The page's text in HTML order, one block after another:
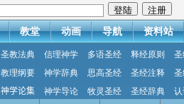
教堂 动画 导航 资料站
圣教法典 信理神学 多语圣经 释经原则
教理纲要 神学辞典 思高圣经 圣经注释
神学论集 神学导论 牧灵圣经 圣经辞典